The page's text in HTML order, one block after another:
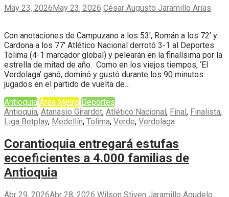
May 23, 2026 May 23, 2026 César Augusto Jaramillo Arias
Con anotaciones de Campuzano a los 53′, Román a los 72′ y
Cardona a los 77′ Atlético Nacional derrotó 3-1 al Deportes
Tolima (4-1 marcador global) y pelearán en la finalísima por la
estrella de mitad de año. Como en los viejos tiempos, ‘El
Verdolaga’ ganó, dominó y gustó durante los 90 minutos
jugados en el partido de vuelta de…
Antioquia Área Metro Deportes
Antioquia, Atanasio Girardot, Atlético Nacional , Final , Finalista,
Liga Betplay, Medellín, Tolima, Verde, Verdolaga
Corantioquia entregará estufas
ecoeficientes a 4.000 familias de
Antioquia
Abr 29, 2026Abr 28, 2026 Wilson Stiven Jaramillo Agudelo